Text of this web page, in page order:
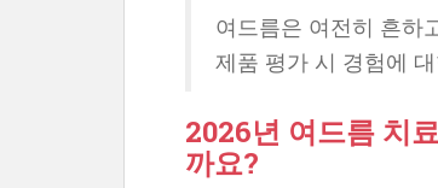
여드름은 여전히 ​​흔하
제품 평가 시 경험에
2026년 여드름 치
까요?